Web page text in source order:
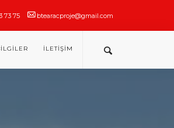
73 75 btearacproje@gmail.com
İLETIŞIM